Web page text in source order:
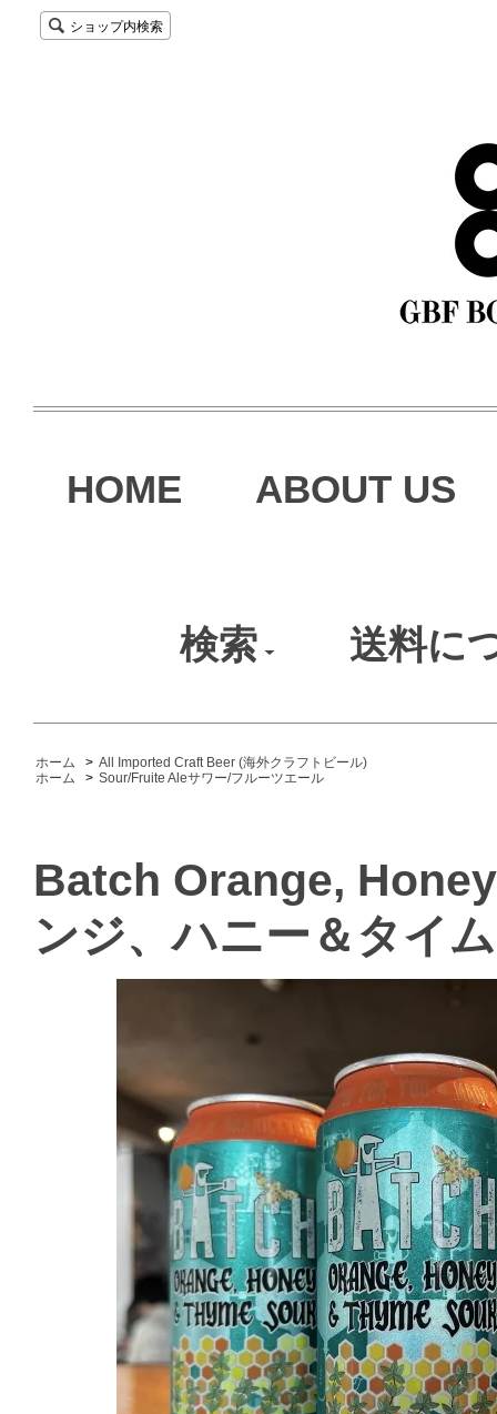
ショップ内検索
HOME ABOUT US
検索 送料に
ホーム > All Imported Craft Beer (海外クラフトビール)
ホーム
> Sour/Fruite Aleサワー/フルーツエール
Batch Orange,
ンジ、ハニー＆タイ